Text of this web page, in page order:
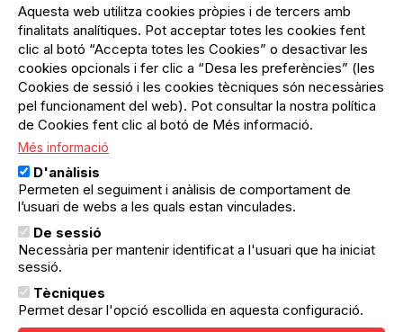
del
compte
d'usuari
Menú
usuari
no
loggat
Registre organització
Menú
Peu
Sobre el projecte
Preguntes freqüents
Contacte
Menú
Legal
Política de privacitat
Avís legal
Política de cookies
El Quèdequè no es fa responsable de les activitats
programades; en són responsables els col·lectius
organitzadors.
© Quedequè, 2025
Aquesta web utilitza cookies pròpies i de tercers amb
finalitats analítiques. Pot acceptar totes les cookies fent
clic al botó “Accepta totes les Cookies” o desactivar les
cookies opcionals i fer clic a “Desa les preferències” (les
Cookies de sessió i les cookies tècniques són necessàries
pel funcionament del web). Pot consultar la nostra política
de Cookies fent clic al botó de Més informació.
Més informació
D'anàlisis
Permeten el seguiment i anàlisis de comportament de
l’usuari de webs a les quals estan vinculades.
De sessió
Necessària per mantenir identificat a l'usuari que ha iniciat
sessió.
Tècniques
Permet desar l'opció escollida en aquesta configuració.